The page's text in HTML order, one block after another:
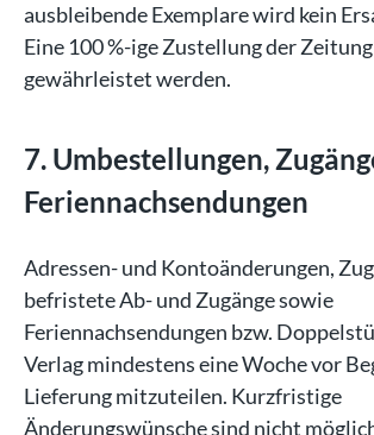
ausbleibende Exemplare wird kein
Eine 100 %-ige Zustellung der
gewährleistet werden.
7. Umbestellungen,
Feriennachsendungen
Adressen- und Kontoänderungen,
befristete Ab- und Zugänge sowie
Feriennachsendungen bzw.
Verlag mindestens eine Woche vor
Lieferung mitzuteilen. Kurzfristige
Änderungswünsche sind nicht